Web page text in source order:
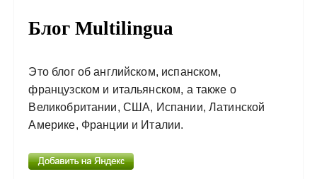
Блог Multilingua
Это блог об английском, испанском,
французском и итальянском, а также о
Великобритании, США, Испании, Латинской
Америке, Франции и Италии.